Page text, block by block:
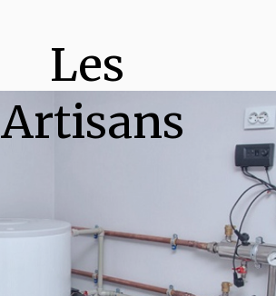
Les
Artisans